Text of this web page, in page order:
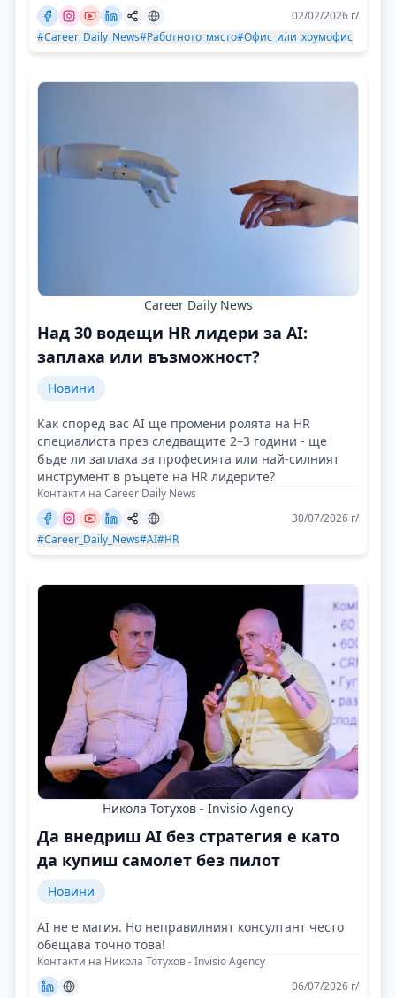
02/02/2026 г/
#Career_Daily_News#Работното_място#Офис_или_хоумофис
Career Daily News
Над 30 водещи HR лидери за AI:
заплаха или възможност?
Новини
Как според вас AI ще промени ролята на HR
специалиста през следващите 2–3 години - ще
бъде ли заплаха за професията или най-силният
инструмент в ръцете на HR лидерите?
Контакти на Career Daily News
30/07/2026 г/
#Career_Daily_News#AI#HR
Никола Тотухов - Invisio Agency
Да внедриш AI без стратегия е като
да купиш самолет без пилот
Новини
AI не е магия. Но неправилният консултант често
обещава точно това!
Контакти на Никола Тотухов - Invisio Agency
06/07/2026 г/